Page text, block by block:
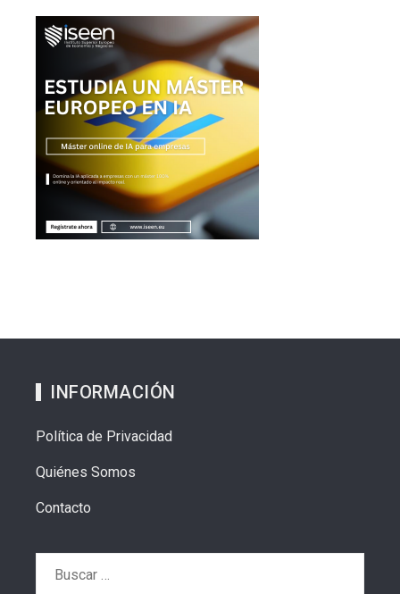
INFORMACIÓN
Política de Privacidad
Quiénes Somos
Contacto